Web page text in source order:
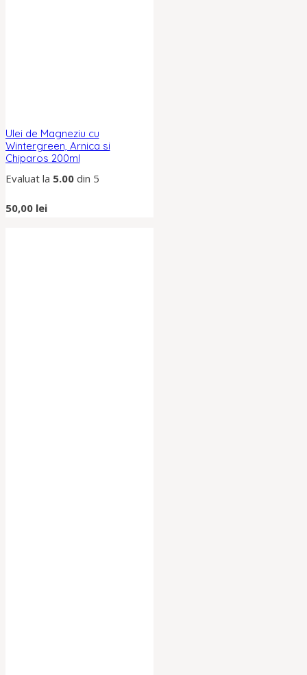
Ulei de Magneziu cu
Wintergreen, Arnica si
Chiparos 200ml
Evaluat la 5.00din 5
50,00 lei